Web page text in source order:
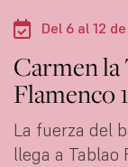
Del 6 al 12
Carmen la
Flamenco
La fuerza del
llega a Tablao